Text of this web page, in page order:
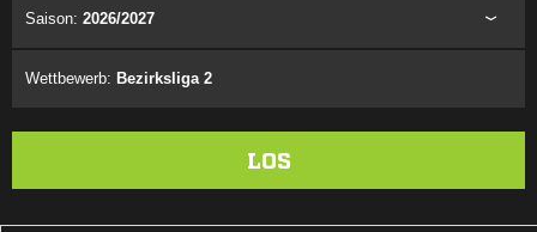
Saison: 2026/2027
Wettbewerb: Bezirksliga 2
LOS